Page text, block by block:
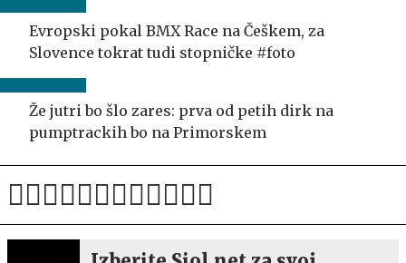
Evropski pokal BMX Race na Češkem, za
Slovence tokrat tudi stopničke #foto
Že jutri bo šlo zares: prva od petih dirk na
pumptrackih bo na Primorskem